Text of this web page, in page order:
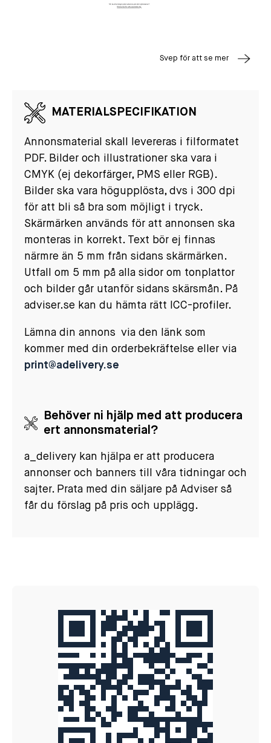
Svep för att se mer
MATERIALSPECIFIKATION
Annonsmaterial skall levereras i filformatet
PDF. Bilder och illustrationer ska vara i
CMYK (ej dekorfärger, PMS eller RGB).
Bilder ska vara högupplösta, dvs i 300 dpi
för att bli så bra som möjligt i tryck.
Skärmärken används för att annonsen ska
monteras in korrekt. Text bör ej finnas
närmre än 5 mm från sidans skärmärken.
Utfall om 5 mm på alla sidor om tonplattor
och bilder går utanför sidans skärsmån. På
adviser.se kan du hämta rätt ICC-profiler.
Lämna din annons via den länk som
kommer med din orderbekräftelse eller via
print@adelivery.se
Behöver ni hjälp med att producera
ert annonsmaterial?
a_delivery kan hjälpa er att producera
annonser och banners till våra tidningar och
sajter. Prata med din säljare på Adviser så
får du förslag på pris och upplägg.